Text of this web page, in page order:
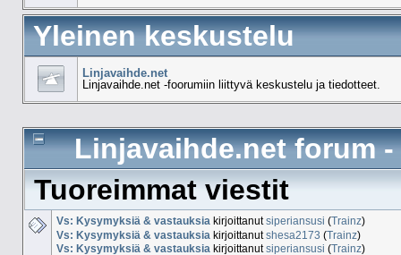
Yleinen keskustelu
Linjavaihde.net
Linjavaihde.net -foorumiin liittyvä keskustelu ja tiedotteet.
Linjavaihde.net forum
Tuoreimmat viestit
Vs: Kysymyksiä & vastauksia kirjoittanutsiperiansusi (Trainz)
Vs: Kysymyksiä & vastauksia kirjoittanutshesa2173 (Trainz)
Vs: Kysymyksiä & vastauksia kirjoittanutsiperiansusi (Trainz)